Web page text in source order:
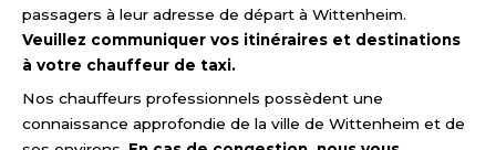
passagers à leur adresse de départ à Wittenheim.
Veuillez communiquer vos itinéraires et destinations
à votre chauffeur de taxi.
Nos chauffeurs professionnels possèdent une
connaissance approfondie de la ville de Wittenheim et de